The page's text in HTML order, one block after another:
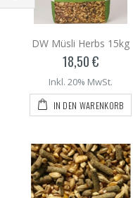
DW Müsli Herbs 15kg
18,50 €
Inkl. 20% MwSt.
IN DEN WARENKORB